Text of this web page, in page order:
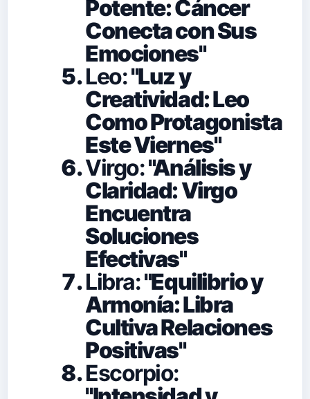
Potente: Cáncer
Conecta con Sus
Emociones"
Leo:"Luz y
Creatividad: Leo
Como Protagonista
Este Viernes"
Virgo:"Análisis y
Claridad: Virgo
Encuentra
Soluciones
Efectivas"
Libra:"Equilibrio y
Armonía: Libra
Cultiva Relaciones
Positivas"
Escorpio: